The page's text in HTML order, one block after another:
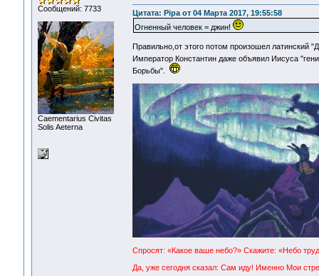
Сообщений: 7733
Сaementarius Civitas
Solis Aeterna
Цитата: Pipa от 04 Марта 2017, 19:55:58
Огненный человек = джин!
Правильно,от этого потом произошел латинский
Император Константин даже объявил Иисуса
Борьбы".
Спросят: «Какое ваше небо?» Скажите: «Небо
Да, уже сегодня сказал: Сам иду! Именно Мои